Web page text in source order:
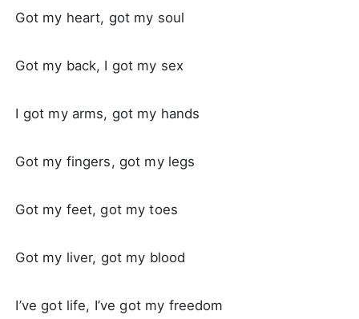
Got my heart, got my soul
Got my back, I got my sex
I got my arms, got my hands
Got my fingers, got my legs
Got my feet, got my toes
Got my liver, got my blood
I’ve got life, I’ve got my freedom